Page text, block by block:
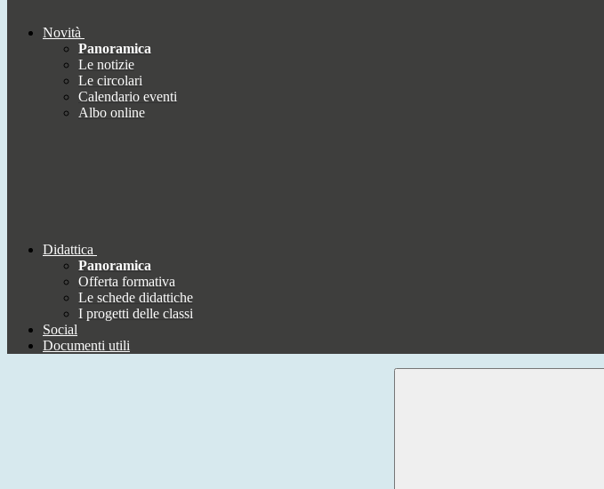
Novità
Panoramica
Le notizie
Le circolari
Calendario eventi
Albo online
Didattica
Panoramica
Offerta formativa
Le schede didattiche
I progetti delle classi
Social
Documenti utili